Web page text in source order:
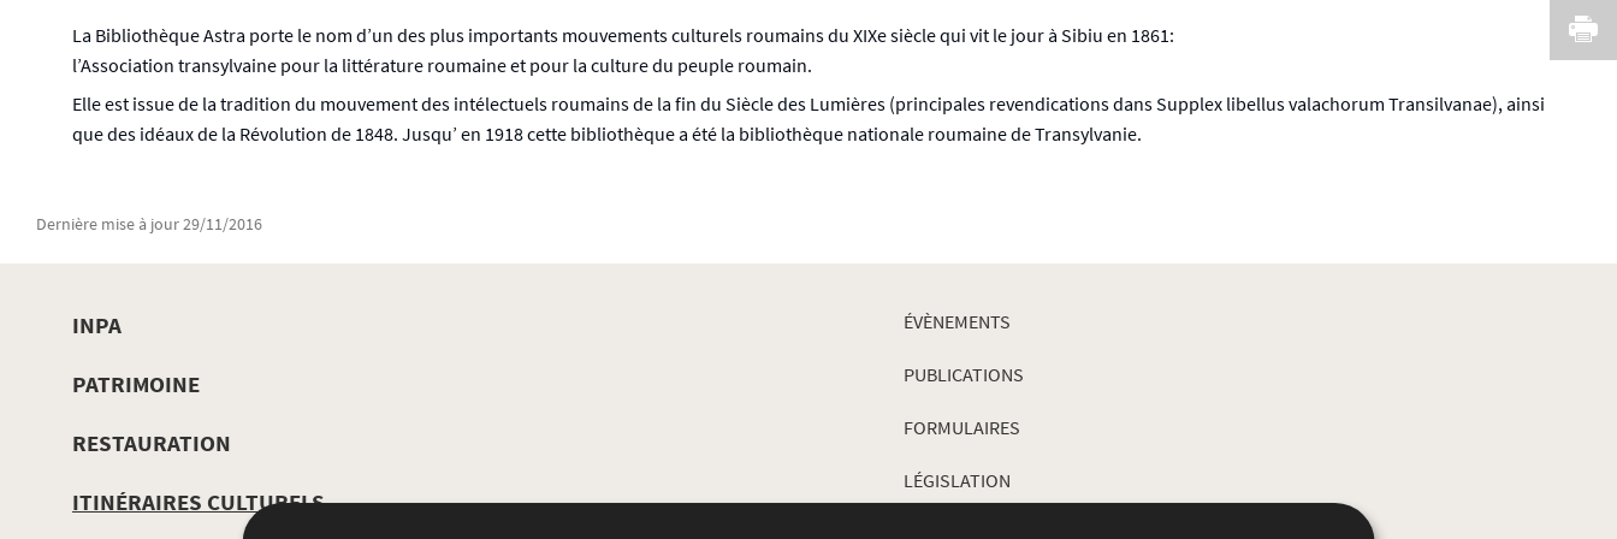
La Bibliothèque Astra porte le nom d’un des plus importants mouvements culturels roumains du XIXe siècle qui vit le jour à Sibiu en 1861:
l’Association transylvaine pour la littérature roumaine et pour la culture du peuple roumain.
Elle est issue de la tradition du mouvement des intélectuels roumains de la fin du Siècle des Lumières (principales revendications dans Supplex libellus valachorum Transilvanae), ainsi
que des idéaux de la Révolution de 1848. Jusqu’ en 1918 cette bibliothèque a été la bibliothèque nationale roumaine de Transylvanie.
Dernière mise à jour29/11/2016
MENU
NAVIGATION
INPA
PATRIMOINE
RESTAURATION
ITINÉRAIRES CULTURELS
ÉVÈNEMENTS
PUBLICATIONS
FORMULAIRES
LÉGISLATION